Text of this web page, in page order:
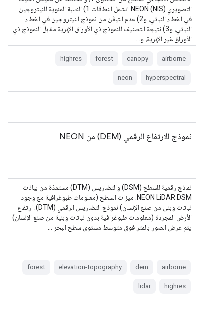
التصويري NEON (NIS). تشمل النطاقات 1) النسبة المئوية للنيتروجين
في الغطاء النباتي، و2) عدم التيقّن من نموذج النيتروجين في الغطاء
النباتي، و3) نتيجة التصنيف للنموذج ذي الأوراق الإبرية مقابل النموذج ذي
الأوراق غير الإبرية، و…
airborne
canopy
forest
highres
hyperspectral
neon
نموذج الارتفاع الرقمي (DEM) من NEON
نماذج رقمية للسطح (DSM) والتضاريس (DTM) مستمدّة من بيانات
NEON LiDAR DSM: ميزات السطح (معلومات طبوغرافية مع وجود
نباتات وبنى من صنع الإنسان) نموذج التضاريس الرقمي (DTM): ارتفاع
الأرض المجردة (معلومات طبوغرافية بدون نباتات وبنية من صنع الإنسان)
يتم عرض الصور بالمتر فوق متوسط مستوى سطح البحر …
airborne
dem
elevation-topography
forest
highres
lidar